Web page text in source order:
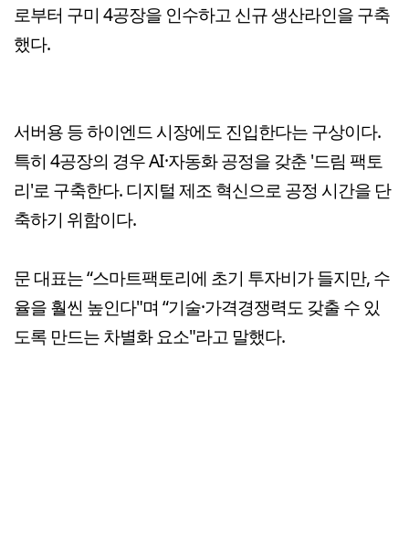
로부터 구미 4공장을 인수하고 신규 생산라인을 구축
했다.
서버용 등 하이엔드 시장에도 진입한다는 구상이다.
특히 4공장의 경우 AI·자동화 공정을 갖춘 '드림 팩토
리'로 구축한다. 디지털 제조 혁신으로 공정 시간을 단
축하기 위함이다.
문 대표는 “스마트팩토리에 초기 투자비가 들지만, 수
율을 훨씬 높인다"며 “기술·가격경쟁력도 갖출 수 있
도록 만드는 차별화 요소"라고 말했다.